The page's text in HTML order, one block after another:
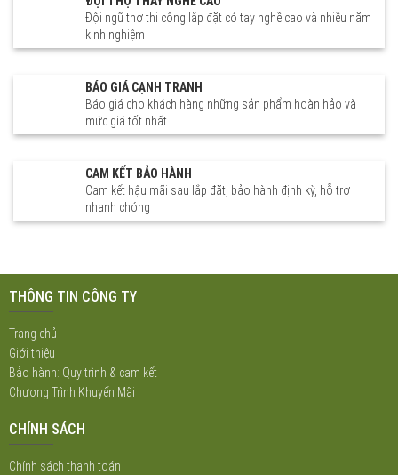
Vĩnh Phúc Vĩnh Yên Tam
Dương Tam Đảo Vĩnh Tường
Đội ngũ thợ thi công lắp đặt có tay nghề cao và nhiều năm
kinh nghiệm
BÁO GIÁ CẠNH TRANH
Báo giá cho khách hàng những sản phẩm hoàn hảo và
mức giá tốt nhất
CAM KẾT BẢO HÀNH
Cam kết hậu mãi sau lắp đặt, bảo hành định kỳ, hỗ trợ
nhanh chóng
THÔNG TIN CÔNG TY
Trang chủ
Giới thiệu
Bảo hành: Quy trình & cam kết
Chương Trình Khuyến Mãi
CHÍNH SÁCH
Chính sách thanh toán